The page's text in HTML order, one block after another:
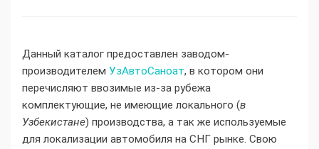
Данный каталог предоставлен заводом-
производителем УзАвтоСаноат, в котором они
перечисляют ввозимые из-за рубежа
комплектующие, не имеющие локального (в
Узбекистане) производства, а так же используемые
для локализации автомобиля на СНГ рынке. Свою